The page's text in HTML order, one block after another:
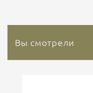
Вы смотрели